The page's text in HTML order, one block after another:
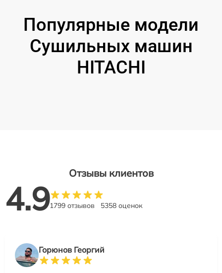
Популярные модели
Сушильных машин
HITACHI
Отзывы клиентов
4.91799 отзывов 5358 оценок
Горюнов Георгий